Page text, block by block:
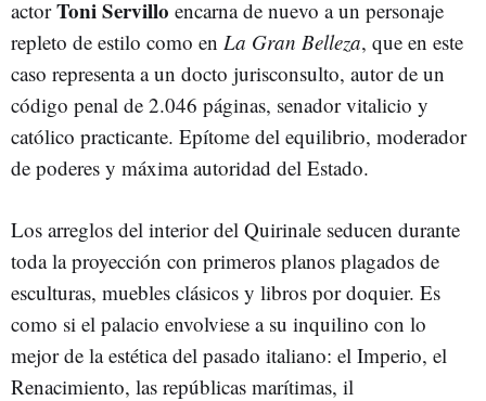
actorToni Servillo encarna de nuevo a un personaje
repleto de estilo como en La Gran Belleza, que en este
caso representa a un docto jurisconsulto, autor de un
código penal de 2.046 páginas, senador vitalicio y
católico practicante. Epítome del equilibrio, moderador
de poderes y máxima autoridad del Estado.
Los arreglos del interior del Quirinale seducen durante
toda la proyección con primeros planos plagados de
esculturas, muebles clásicos y libros por doquier. Es
como si el palacio envolviese a su inquilino con lo
mejor de la estética del pasado italiano: el Imperio, el
Renacimiento, las repúblicas marítimas, il